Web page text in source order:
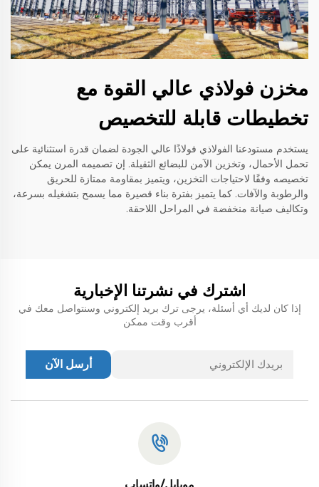
مخزن فولاذي عالي القوة مع
تخطيطات قابلة للتخصيص
يستخدم مستودعنا الفولاذي فولاذًا عالي الجودة لضمان قدرة استثنائية على
تحمل الأحمال، وتخزين الآمن للبضائع الثقيلة. إن تصميمه المرن يمكن
تخصيصه وفقًا لاحتياجات التخزين، ويتميز بمقاومة ممتازة للحريق
والرطوبة والآفات. كما يتميز بفترة بناء قصيرة مما يسمح بتشغيله بسرعة،
وتكاليف صيانة منخفضة في المراحل اللاحقة.
اشترك في نشرتنا الإخبارية
إذا كان لديك أي أسئلة، يرجى ترك بريد إلكتروني وسنتواصل معك في
أقرب وقت ممكن
أرسل الآن